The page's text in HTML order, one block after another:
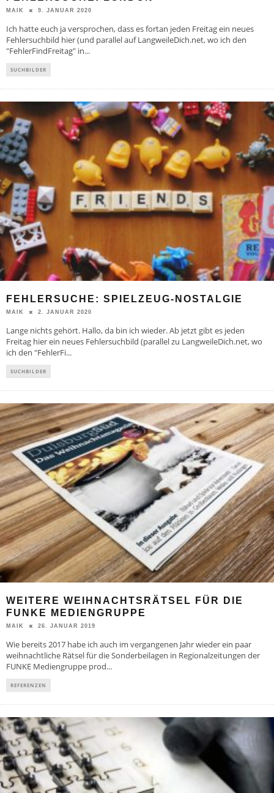
MAIK 9. JANUAR 2020
Ich hatte euch ja versprochen, dass es fortan jeden Freitag ein neues
Fehlersuchbild hier (und parallel auf LangweileDich.net, wo ich den
"FehlerFindFreitag" in...
SUCHBILDER
FEHLERSUCHE: SPIELZEUG-NOSTALGIE
MAIK 2. JANUAR 2020
Lange nichts gehört. Hallo, da bin ich wieder. Ab jetzt gibt es jeden
Freitag hier ein neues Fehlersuchbild (parallel zu LangweileDich.net, wo
ich den "FehlerFi...
SUCHBILDER
WEITERE WEIHNACHTSRÄTSEL FÜR DIE
FUNKE MEDIENGRUPPE
MAIK 26. JANUAR 2019
Wie bereits 2017 habe ich auch im vergangenen Jahr wieder ein paar
weihnachtliche Rätsel für die Sonderbeilagen in Regionalzeitungen der
FUNKE Mediengruppe prod...
REFERENZEN